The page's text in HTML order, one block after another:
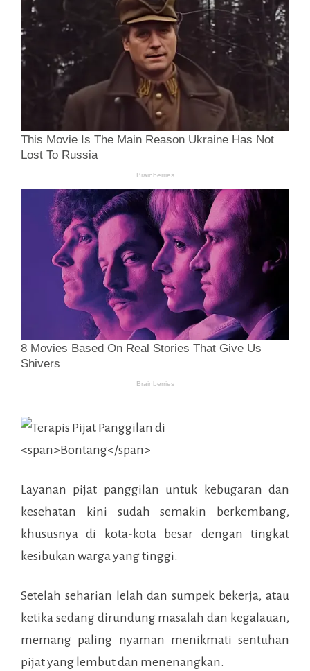
Layanan pijat panggilan untuk kebugaran dan
kesehatan kini sudah semakin berkembang,
khususnya di kota-kota besar dengan tingkat
kesibukan warga yang tinggi.
Setelah seharian lelah dan sumpek bekerja, atau
ketika sedang dirundung masalah dan kegalauan,
memang paling nyaman menikmati sentuhan
pijat yang lembut dan menenangkan.